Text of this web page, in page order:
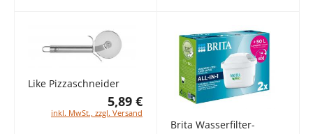
Like Pizzaschneider
5,89 €
inkl. MwSt., zzgl. Versand
Brita Wasserfilter-